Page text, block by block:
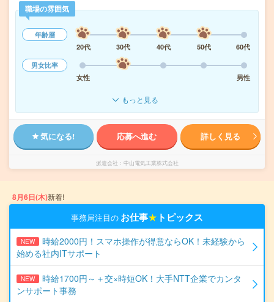
職場の雰囲気
年齢層
20代
30代 40代 50代
60代
男女比率
女性
男性
もっと見る
気になる! 応募へ進む 詳しく見る
派遣会社 中山電気工業株式会社
8月6日(木)新着!
事務局注目の お仕事★ トピックス
NEW
時給2000円！スマホ操作が得意ならOK！未経験から
始める社内ITサポート
NEW
時給1700円～＋交×時短OK！大手NTT企業でカンタ
ンサポート事務